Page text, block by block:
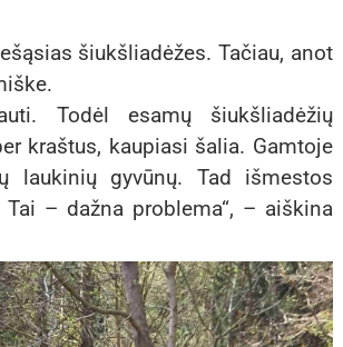
šiukšliadėžes. Tačiau, anot
Todėl esamų šiukšliadėžių
kraštus, kaupiasi šalia. Gamtoje
laukinių gyvūnų. Tad išmestos
– dažna problema“, – aiškina